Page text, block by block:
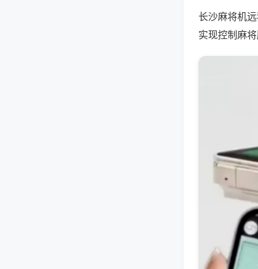
长沙麻将机
实现控制麻